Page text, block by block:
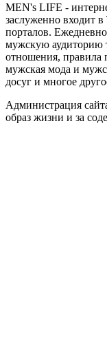
MEN's LIFE -
заслуженно входит
порталов.
мужскую аудиторию
отношения, правила
мужская мода и
досуг и многое
Администрация
образ жизни и за